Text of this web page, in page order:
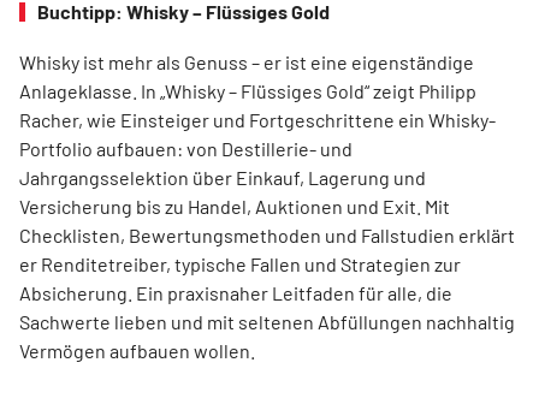
Buchtipp: Whisky – Flüssiges Gold
Whisky ist mehr als Genuss – er ist eine eigenständige
Anlageklasse. In „Whisky – Flüssiges Gold“ zeigt Philipp
Racher, wie Einsteiger und Fortgeschrittene ein Whisky-
Portfolio aufbauen: von Destillerie- und
Jahrgangsselektion über Einkauf, Lagerung und
Versicherung bis zu Handel, Auktionen und Exit. Mit
Checklisten, Bewertungsmethoden und Fallstudien erklärt
er Renditetreiber, typische Fallen und Strategien zur
Absicherung. Ein praxisnaher Leitfaden für alle, die
Sachwerte lieben und mit seltenen Abfüllungen nachhaltig
Vermögen aufbauen wollen.